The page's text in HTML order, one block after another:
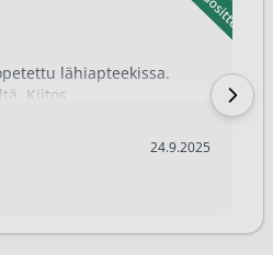
lähiapteekissa.
Kiitos
24.9.2025
24.9.2025